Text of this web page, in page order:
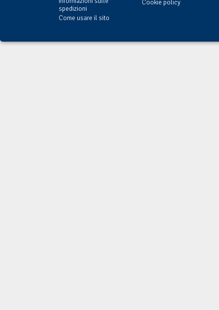
spedizioni
Come usare il sito
Cookie policy